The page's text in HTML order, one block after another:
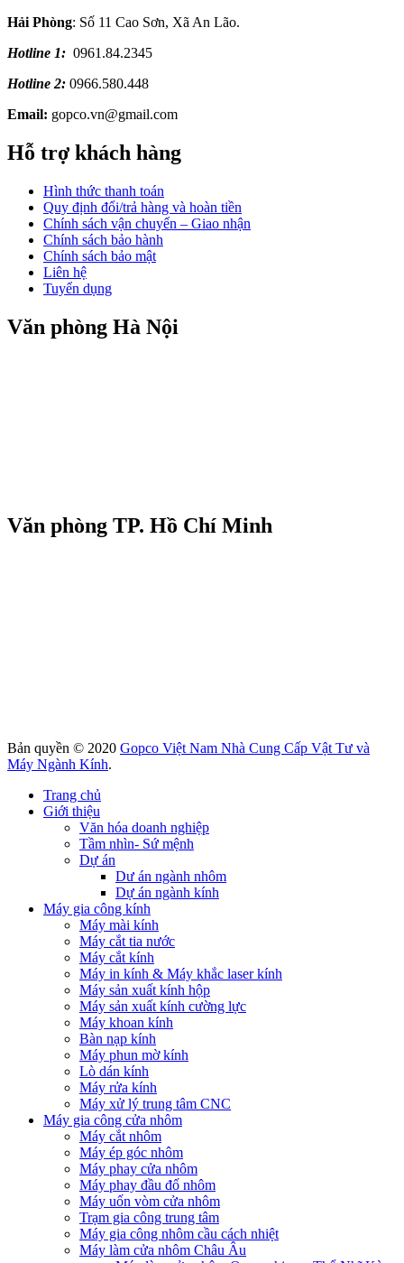
Hải Phòng: Số 11 Cao Sơn, Xã An Lão.
Hotline 1: 0961.84.2345
Hotline 2: 0966.580.448
Email: gopco.vn@gmail.com
Hỗ trợ khách hàng
Hình thức thanh toán
Quy định đổi/trả hàng và hoàn tiền
Chính sách vận chuyển – Giao nhận
Chính sách bảo hành
Chính sách bảo mật
Liên hệ
Tuyển dụng
Văn phòng Hà Nội
Văn phòng TP. Hồ Chí Minh
Bản quyền © 2020 Gopco Việt Nam Nhà Cung Cấp Vật Tư và
Máy Ngành Kính.
Trang chủ
Giới thiệu
Văn hóa doanh nghiệp
Tầm nhìn- Sứ mệnh
Dự án
Dư án ngành nhôm
Dự án ngành kính
Máy gia công kính
Máy mài kính
Máy cắt tia nước
Máy cắt kính
Máy in kính & Máy khắc laser kính
Máy sản xuất kính hộp
Máy sản xuất kính cường lực
Máy khoan kính
Bàn nạp kính
Máy phun mờ kính
Lò dán kính
Máy rửa kính
Máy xử lý trung tâm CNC
Máy gia công cửa nhôm
Máy cắt nhôm
Máy ép góc nhôm
Máy phay cửa nhôm
Máy phay đầu đố nhôm
Máy uốn vòm cửa nhôm
Trạm gia công trung tâm
Máy gia công nhôm cầu cách nhiệt
Máy làm cửa nhôm Châu Âu